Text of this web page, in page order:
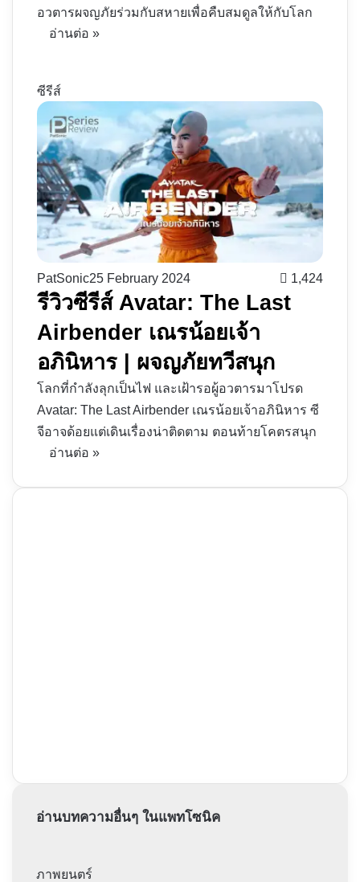
อวตารผจญภัยร่วมกับสหายเพื่อคืบสมดูลให้กับโลก
อ่านต่อ »
ซีรีส์
PatSonic25 February 2024 1,424
รีวิวซีรีส์ Avatar: The Last
Airbender เณรน้อยเจ้า
อภินิหาร | ผจญภัยทวีสนุก
โลกที่กำลังลุกเป็นไฟ และเฝ้ารอผู้อวตารมาโปรด
Avatar: The Last Airbender เณรน้อยเจ้าอภินิหาร ซี
จีอาจด้อยแต่เดินเรื่องน่าติดตาม ตอนท้ายโคตรสนุก
อ่านต่อ »
อ่านบทความอื่นๆ ในแพทโซนิค
ภาพยนตร์